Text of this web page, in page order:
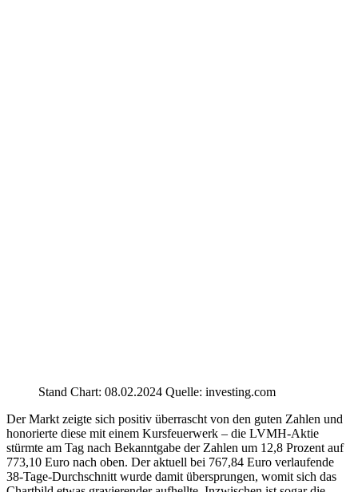
Stand Chart: 08.02.2024 Quelle: investing.com
Der Markt zeigte sich positiv überrascht von den guten Zahlen und
honorierte diese mit einem Kursfeuerwerk – die LVMH-Aktie
stürmte am Tag nach Bekanntgabe der Zahlen um 12,8 Prozent auf
773,10 Euro nach oben. Der aktuell bei 767,84 Euro verlaufende
38-Tage-Durchschnitt wurde damit übersprungen, womit sich das